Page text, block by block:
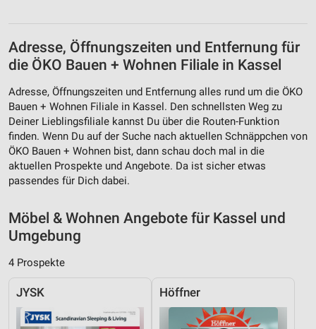
Adresse, Öffnungszeiten und Entfernung für
die ÖKO Bauen + Wohnen Filiale in Kassel
Adresse, Öffnungszeiten und Entfernung alles rund um die ÖKO
Bauen + Wohnen Filiale in Kassel. Den schnellsten Weg zu
Deiner Lieblingsfiliale kannst Du über die Routen-Funktion
finden. Wenn Du auf der Suche nach aktuellen Schnäppchen von
ÖKO Bauen + Wohnen bist, dann schau doch mal in die
aktuellen Prospekte und Angebote. Da ist sicher etwas
passendes für Dich dabei.
Möbel & Wohnen Angebote für Kassel und
Umgebung
4 Prospekte
JYSK Höffner
Erstellung von Profilen zur Personalisierung
von Inhalten
Verwendung von Profilen zur Auswahl
personalisierter Inhalte
Messung der Werbeleistung
Messung der Performance von Inhalten
Analyse von Zielgruppen durch Statistiken oder
Entwicklung und Verbesserung der Angebote
Verwendung reduzierter Daten zur Auswahl von
Verwendung genauer Standortdaten